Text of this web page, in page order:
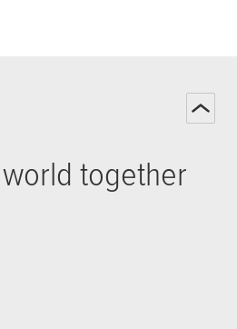
together